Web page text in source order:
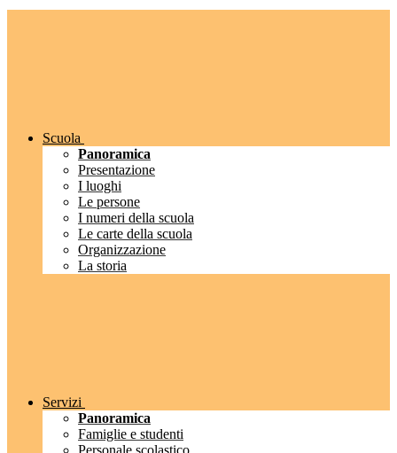
Scuola
Panoramica
Presentazione
I luoghi
Le persone
I numeri della scuola
Le carte della scuola
Organizzazione
La storia
Servizi
Panoramica
Famiglie e studenti